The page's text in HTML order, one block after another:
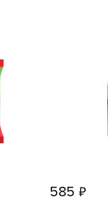
585